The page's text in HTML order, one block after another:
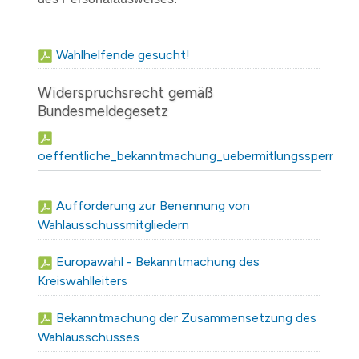
Wahlhelfende gesucht!
Widerspruchsrecht gemäß
Bundesmeldegesetz
Aufforderung zur Benennung von
Wahlausschussmitgliedern
Europawahl - Bekanntmachung des
Kreiswahlleiters
Bekanntmachung der Zusammensetzung des
Wahlausschusses